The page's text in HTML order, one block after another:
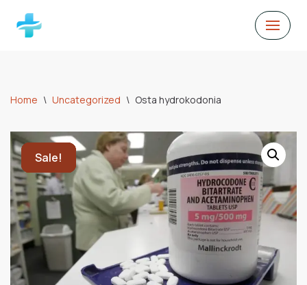
Skip
Home \ Uncategorized \ Osta hydrokodonia
Sale!
Sale!
Sale!
Sale!
Sale!